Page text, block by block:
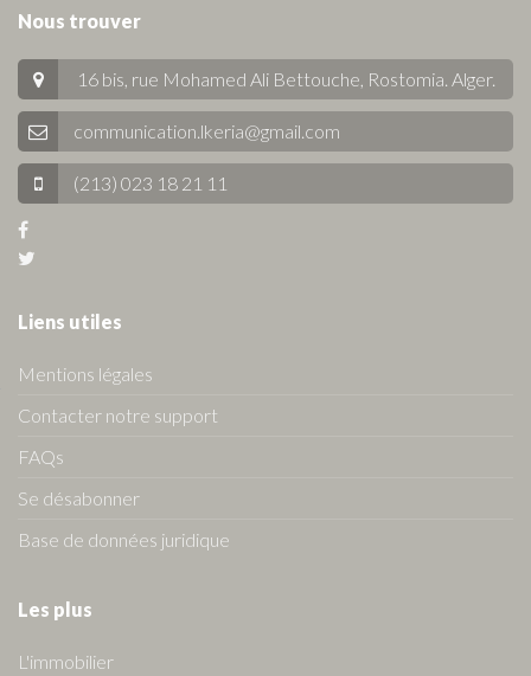
Nous trouver
16 bis, rue Mohamed Ali Bettouche, Rostomia. Alger.
communication.lkeria@gmail.com
(213) 023 18 21 11
Liens utiles
Mentions légales
Contacter notre support
FAQs
Se désabonner
Base de données juridique
Les plus
L'immobilier